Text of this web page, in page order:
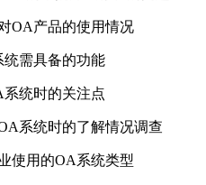
OA产品的使用情况
统需具备的功能
系统时的关注点
系统时的了解情况调查
使用的OA系统类型